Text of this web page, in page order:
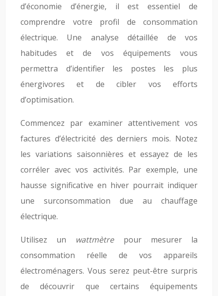
d’économie d’énergie, il est essentiel de
comprendre votre profil de consommation
électrique. Une analyse détaillée de vos
habitudes et de vos équipements vous
permettra d’identifier les postes les plus
énergivores et de cibler vos efforts
d’optimisation.
Commencez par examiner attentivement vos
factures d’électricité des derniers mois. Notez
les variations saisonnières et essayez de les
corréler avec vos activités. Par exemple, une
hausse significative en hiver pourrait indiquer
une surconsommation due au chauffage
électrique.
Utilisez un wattmètre pour mesurer la
consommation réelle de vos appareils
électroménagers. Vous serez peut-être surpris
de découvrir que certains équipements